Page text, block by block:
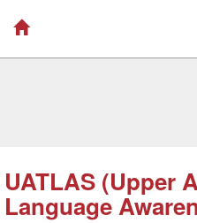
UATLAS (Upper
Language